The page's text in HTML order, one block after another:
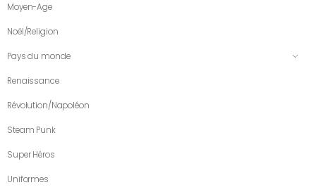
Moyen-Age
Noël/Religion
Pays du monde
Renaissance
Révolution/Napoléon
Steam Punk
Super Héros
Uniformes